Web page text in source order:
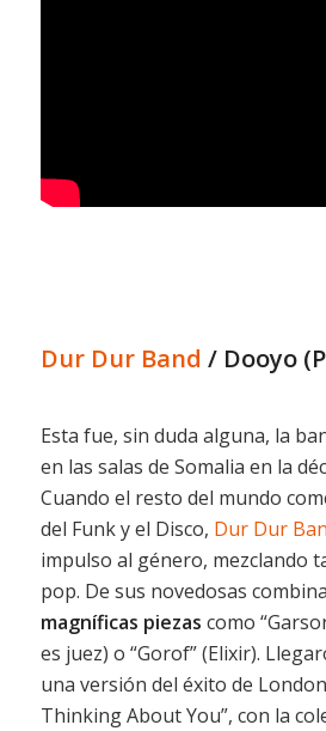
Dur Dur Band / Dooyo
Esta fue, sin duda alguna, la
en las salas de Somalia en la
Cuando el resto del mundo
del Funk y el Disco, Dur Dur
impulso al género, mezclando
pop. De sus novedosas
magníficas piezas como
es juez) o “Gorof” (Elixir).
una versión del éxito de
Thinking About You”, con la